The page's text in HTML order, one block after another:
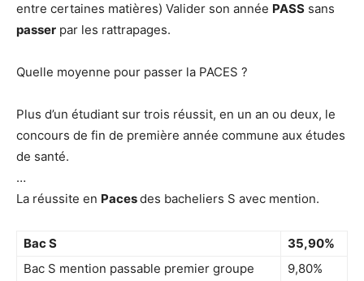
entre certaines matières) Valider son année PASS sans
passer par les rattrapages.
Quelle moyenne pour passer la PACES ?
Plus d’un étudiant sur trois réussit, en un an ou deux, le
concours de fin de première année commune aux études
de santé.
…
La réussite en Pacesdes bacheliers S avec mention.
Bac S
35,90%
Bac S mention passable premier groupe
9,80%